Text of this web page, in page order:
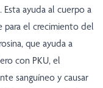
ayuda al cuerpo a
para el crecimiento del
que ayuda a
con PKU, el
sanguíneo y causar